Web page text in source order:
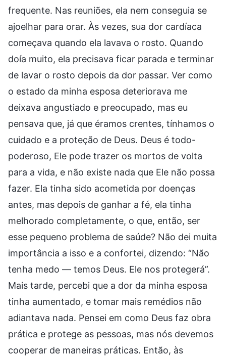
frequente. Nas reuniões, ela nem conseguia se
ajoelhar para orar. Às vezes, sua dor cardíaca
começava quando ela lavava o rosto. Quando
doía muito, ela precisava ficar parada e terminar
de lavar o rosto depois da dor passar. Ver como
o estado da minha esposa deteriorava me
deixava angustiado e preocupado, mas eu
pensava que, já que éramos crentes, tínhamos o
cuidado e a proteção de Deus. Deus é todo-
poderoso, Ele pode trazer os mortos de volta
para a vida, e não existe nada que Ele não possa
fazer. Ela tinha sido acometida por doenças
antes, mas depois de ganhar a fé, ela tinha
melhorado completamente, o que, então, ser
esse pequeno problema de saúde? Não dei muita
importância a isso e a confortei, dizendo: “Não
tenha medo — temos Deus. Ele nos protegerá”.
Mais tarde, percebi que a dor da minha esposa
tinha aumentado, e tomar mais remédios não
adiantava nada. Pensei em como Deus faz obra
prática e protege as pessoas, mas nós devemos
cooperar de maneiras práticas. Então, às